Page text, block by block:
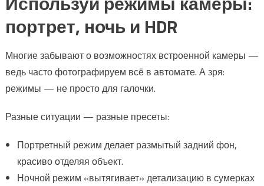
портрет, ночь и HDR
Многие забывают о возможностях встроенной камеры —
ведь часто фотографируем всё в автомате. А зря:
режимы — не просто для галочки.
Разные ситуации — разные пресеты:
Портретный режим делает размытый задний фон,
красиво отделяя объект.
Ночной режим «вытягивает» детализацию в сумерках